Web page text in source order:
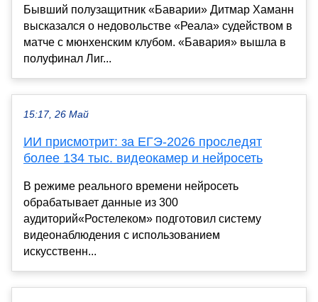
Бывший полузащитник «Баварии» Дитмар Хаманн
высказался о недовольстве «Реала» судейством в
матче с мюнхенским клубом. «Бавария» вышла в
полуфинал Лиг...
15:17, 26 Май
ИИ присмотрит: за ЕГЭ-2026 проследят
более 134 тыс. видеокамер и нейросеть
В режиме реального времени нейросеть
обрабатывает данные из 300
аудиторий«Ростелеком» подготовил систему
видеонаблюдения с использованием
искусственн...